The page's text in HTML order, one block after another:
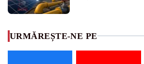
URMĂREȘTE-NE PE